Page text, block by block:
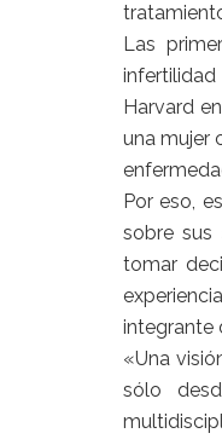
Las
Harvard
una mujer
Por eso,
sobre sus
tomar
integrante
«Una
sólo